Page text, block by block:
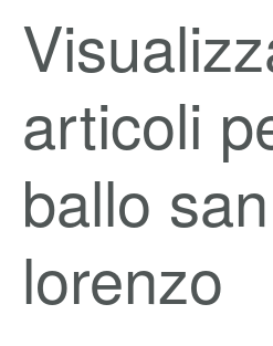
articoli
ballo san
lorenzo